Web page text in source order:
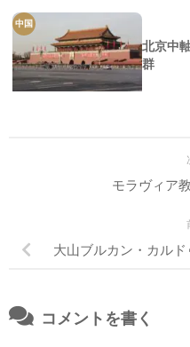
中国
北京中
群
モラヴィア
大山ブルカン・カル
コメントを書く